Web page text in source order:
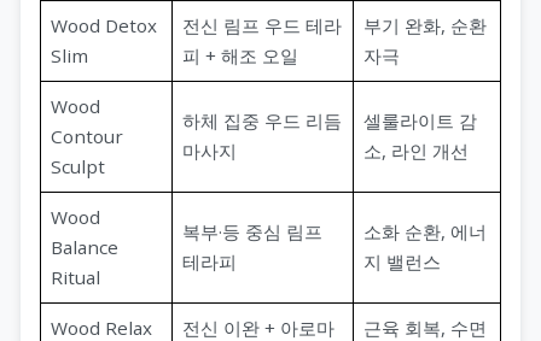
Wood Detox
Slim
전신 림프 우드 테라
피 + 해조 오일
부기 완화, 순환
자극
Wood
Contour
Sculpt
하체 집중 우드 리듬
마사지
셀룰라이트 감
소, 라인 개선
Wood
Balance
Ritual
복부·등 중심 림프
테라피
소화 순환, 에너
지 밸런스
Wood Relax
전신 이완 + 아로마
근육 회복, 수면